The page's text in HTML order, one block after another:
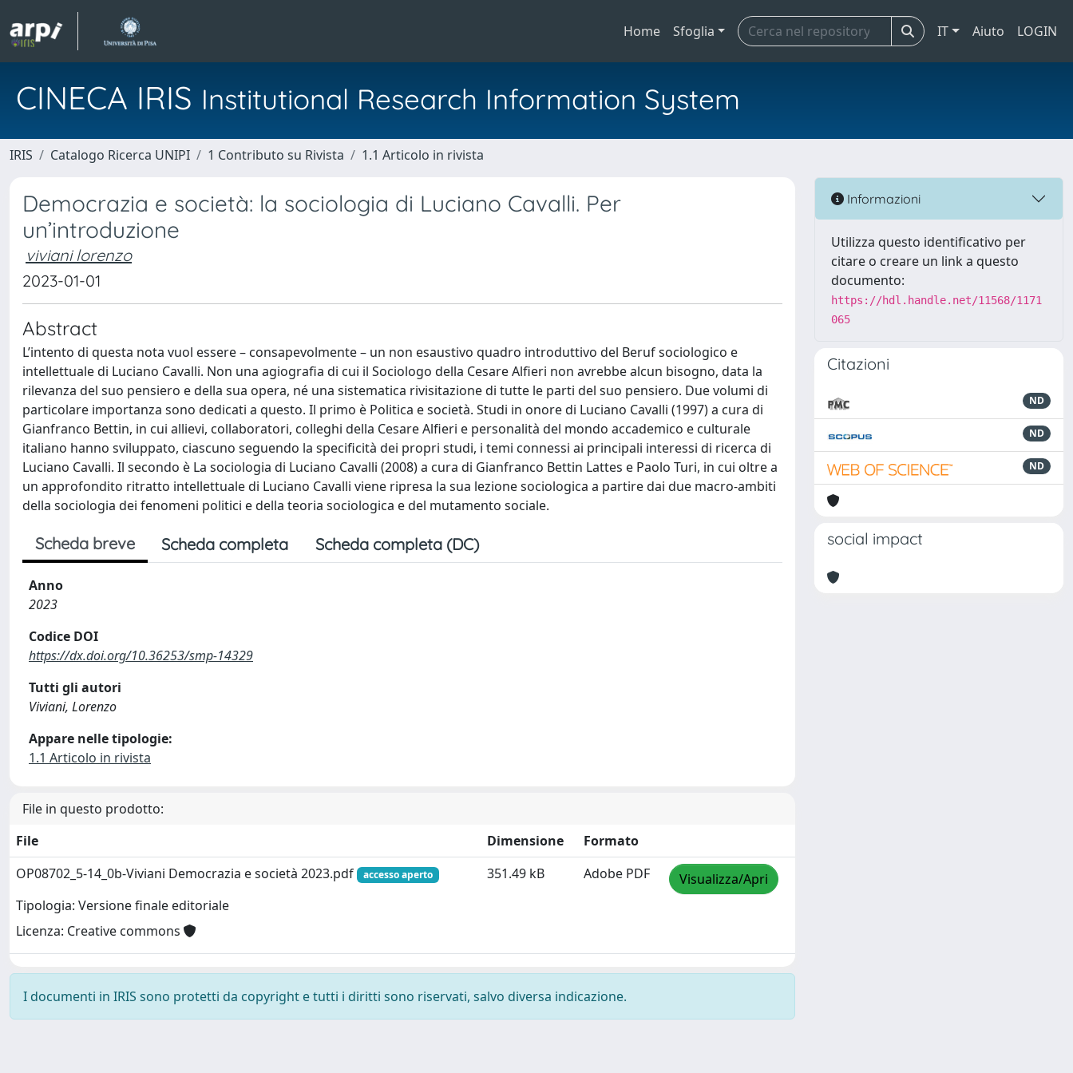
Home Sfoglia IT Aiuto LOGIN
CINECA IRIS Institutional Research Information System
IRIS Catalogo Ricerca UNIPI 1 Contributo su Rivista 1.1 Articolo in rivista
Democrazia e società: la sociologia di Luciano Cavalli. Per
un’introduzione
viviani lorenzo
2023-01-01
Abstract
L’intento di questa nota vuol essere – consapevolmente – un non esaustivo quadro introduttivo del Beruf sociologico e
intellettuale di Luciano Cavalli. Non una agiografia di cui il Sociologo della Cesare Alfieri non avrebbe alcun bisogno, data la
rilevanza del suo pensiero e della sua opera, né una sistematica rivisitazione di tutte le parti del suo pensiero. Due volumi di
particolare importanza sono dedicati a questo. Il primo è Politica e società. Studi in onore di Luciano Cavalli (1997) a cura di
Gianfranco Bettin, in cui allievi, collaboratori, colleghi della Cesare Alfieri e personalità del mondo accademico e culturale
italiano hanno sviluppato, ciascuno seguendo la specificità dei propri studi, i temi connessi ai principali interessi di ricerca di
Luciano Cavalli. Il secondo è La sociologia di Luciano Cavalli (2008) a cura di Gianfranco Bettin Lattes e Paolo Turi, in cui oltre a
un approfondito ritratto intellettuale di Luciano Cavalli viene ripresa la sua lezione sociologica a partire dai due macro-ambiti
della sociologia dei fenomeni politici e della teoria sociologica e del mutamento sociale.
Scheda breve Scheda completa Scheda completa (DC)
Anno
2023
Codice DOI
https://dx.doi.org/10.36253/smp-14329
Tutti gli autori
Viviani, Lorenzo
Appare nelle tipologie:
1.1 Articolo in rivista
File in questo prodotto:
File
Dimensione
Formato
OP08702_5-14_0b-Viviani Democrazia e società 2023.pdf
accesso aperto
Tipologia: Versione finale editoriale
Licenza: Creative commons
351.49 kB Adobe PDF Visualizza/Apri
I documenti in IRIS sono protetti da copyright e tutti i diritti sono riservati, salvo diversa indicazione.
Informazioni
Utilizza questo identificativo per
citare o creare un link a questo
documento:
https://hdl.handle.net/11568/1171
065
Citazioni
ND
ND
ND
social impact